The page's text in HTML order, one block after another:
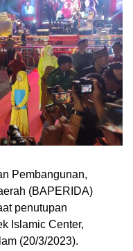
Pembangunan,
(BAPERIDA)
penutupan
Islamic Center,
(20/3/2023).